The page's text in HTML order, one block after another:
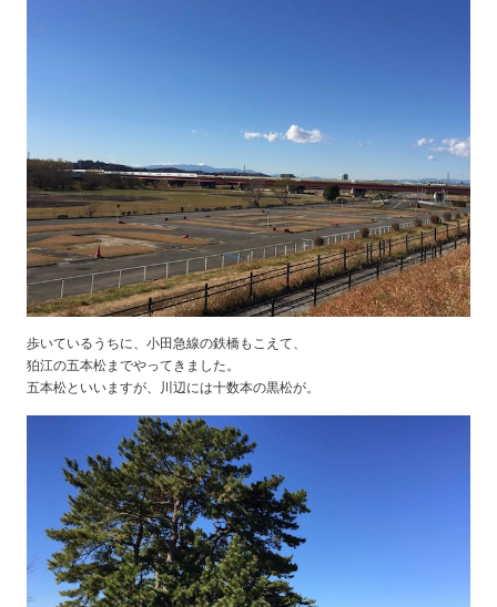
歩いているうちに、小田急線の鉄橋もこえて、
狛江の五本松までやってきました。
五本松といいますが、川辺には十数本の黒松が。